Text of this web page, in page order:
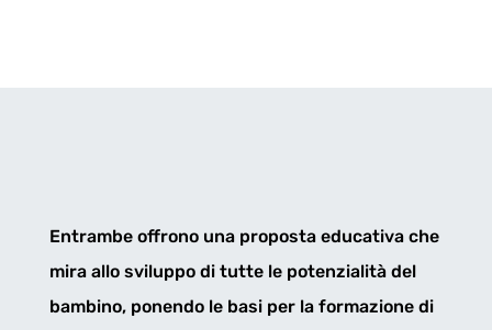
Entrambe offrono una proposta educativa che
mira allo sviluppo di tutte le potenzialità del
bambino, ponendo le basi per la formazione di